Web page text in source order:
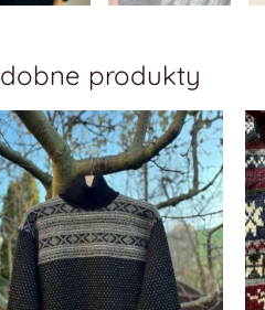
produkty